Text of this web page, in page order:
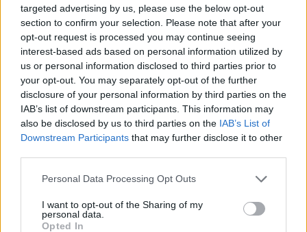
targeted advertising by us, please use the below opt-out
section to confirm your selection. Please note that after your
opt-out request is processed you may continue seeing
interest-based ads based on personal information utilized by
us or personal information disclosed to third parties prior to
your opt-out. You may separately opt-out of the further
disclosure of your personal information by third parties on the
IAB’s list of downstream participants. This information may
also be disclosed by us to third parties on the IAB’s List of
Downstream Participants that may further disclose it to other
Personal Data Processing Opt Outs
I want to opt-out of the Sharing of my
personal data.
Opted In
Acțiunea Conservatoare (Târziu)
PDF (Lazarus)
PUSL (D. Voiculescu)
PNȚCD (Pavelescu)
PNCR (Terheș)
Partidul Patrioților (Surugiu)
FAR (Coarnă)
România pe Primul Loc (Ponta)
Altul